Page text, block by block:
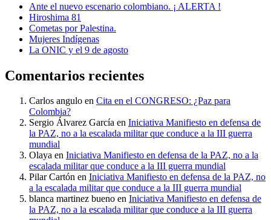
Ante el nuevo escenario colombiano. ¡ ALERTA !
Hiroshima 81
Cometas por Palestina.
Mujeres Indígenas
La ONIC y el 9 de agosto
Comentarios recientes
Carlos angulo en Cita en el CONGRESO: ¿Paz para
Colombia?
Sergio Álvarez García en Iniciativa Manifiesto en defensa de
la PAZ, no a la escalada militar que conduce a la III guerra
mundial
Olaya en Iniciativa Manifiesto en defensa de la PAZ, no a la
escalada militar que conduce a la III guerra mundial
Pilar Cartón en Iniciativa Manifiesto en defensa de la PAZ, no
a la escalada militar que conduce a la III guerra mundial
blanca martinez bueno en Iniciativa Manifiesto en defensa de
la PAZ, no a la escalada militar que conduce a la III guerra